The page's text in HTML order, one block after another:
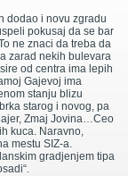
dodao i novu zgradu
pokusaj da se bar
ne znaci da treba da
zarad nekih bulevara
od centra ima lepih
Gajevoj ima
stanju blizu
starog i novog, pa
Zmaj Jovina…Ceo
kuca. Naravno,
mestu SIZ-a.
gradjenjem tipa